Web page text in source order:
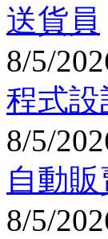
送貨員
8/5/
程式設
8/5/
自動
8/5/